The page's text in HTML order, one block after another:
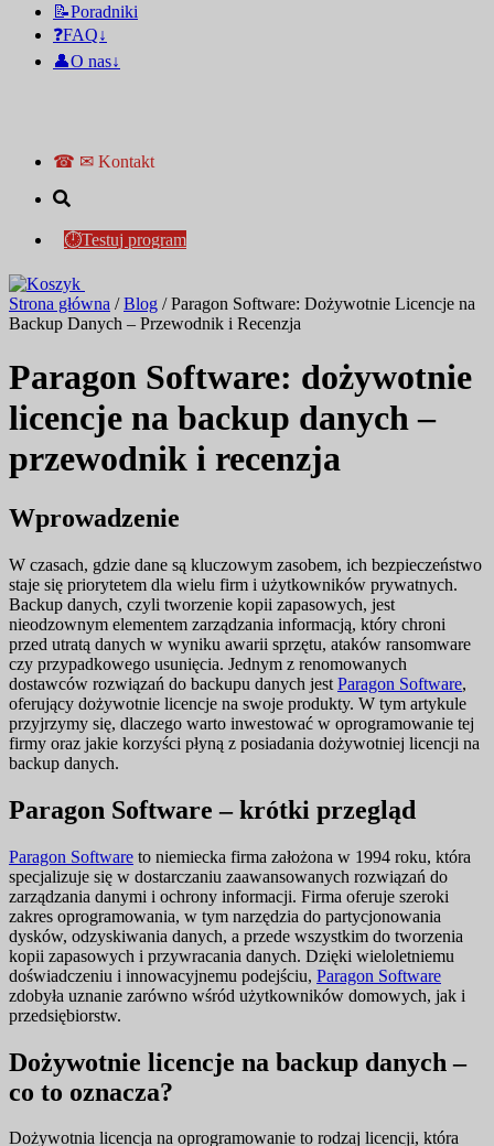
📝Poradniki
❓FAQ↓
👤O nas↓
☎ ✉ Kontakt
⏱Testuj program
Strona główna / Blog / Paragon Software: Dożywotnie Licencje na
Backup Danych – Przewodnik i Recenzja
Paragon Software: dożywotnie
licencje na backup danych –
przewodnik i recenzja
Wprowadzenie
W czasach, gdzie dane są kluczowym zasobem, ich bezpieczeństwo
staje się priorytetem dla wielu firm i użytkowników prywatnych.
Backup danych, czyli tworzenie kopii zapasowych, jest
nieodzownym elementem zarządzania informacją, który chroni
przed utratą danych w wyniku awarii sprzętu, ataków ransomware
czy przypadkowego usunięcia. Jednym z renomowanych
dostawców rozwiązań do backupu danych jest Paragon Software,
oferujący dożywotnie licencje na swoje produkty. W tym artykule
przyjrzymy się, dlaczego warto inwestować w oprogramowanie tej
firmy oraz jakie korzyści płyną z posiadania dożywotniej licencji na
backup danych.
Paragon Software – krótki przegląd
Paragon Software to niemiecka firma założona w 1994 roku, która
specjalizuje się w dostarczaniu zaawansowanych rozwiązań do
zarządzania danymi i ochrony informacji. Firma oferuje szeroki
zakres oprogramowania, w tym narzędzia do partycjonowania
dysków, odzyskiwania danych, a przede wszystkim do tworzenia
kopii zapasowych i przywracania danych. Dzięki wieloletniemu
doświadczeniu i innowacyjnemu podejściu, Paragon Software
zdobyła uznanie zarówno wśród użytkowników domowych, jak i
przedsiębiorstw.
Dożywotnie licencje na backup danych –
co to oznacza?
Dożywotnia licencja na oprogramowanie to rodzaj licencji, która